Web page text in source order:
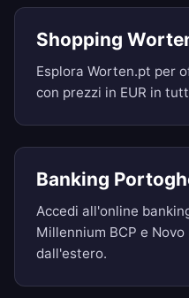
Shopping
Esplora Worten.pt per
con prezzi in EUR in
Banking
Accedi all'online
Millennium BCP e
dall'estero.